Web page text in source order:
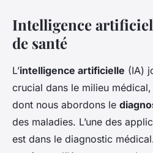
Intelligence
de santé
L’intelligence artificielle (IA)
crucial dans le milieu
dont nous abordons le
des maladies. L’une des
est dans le diagnostic